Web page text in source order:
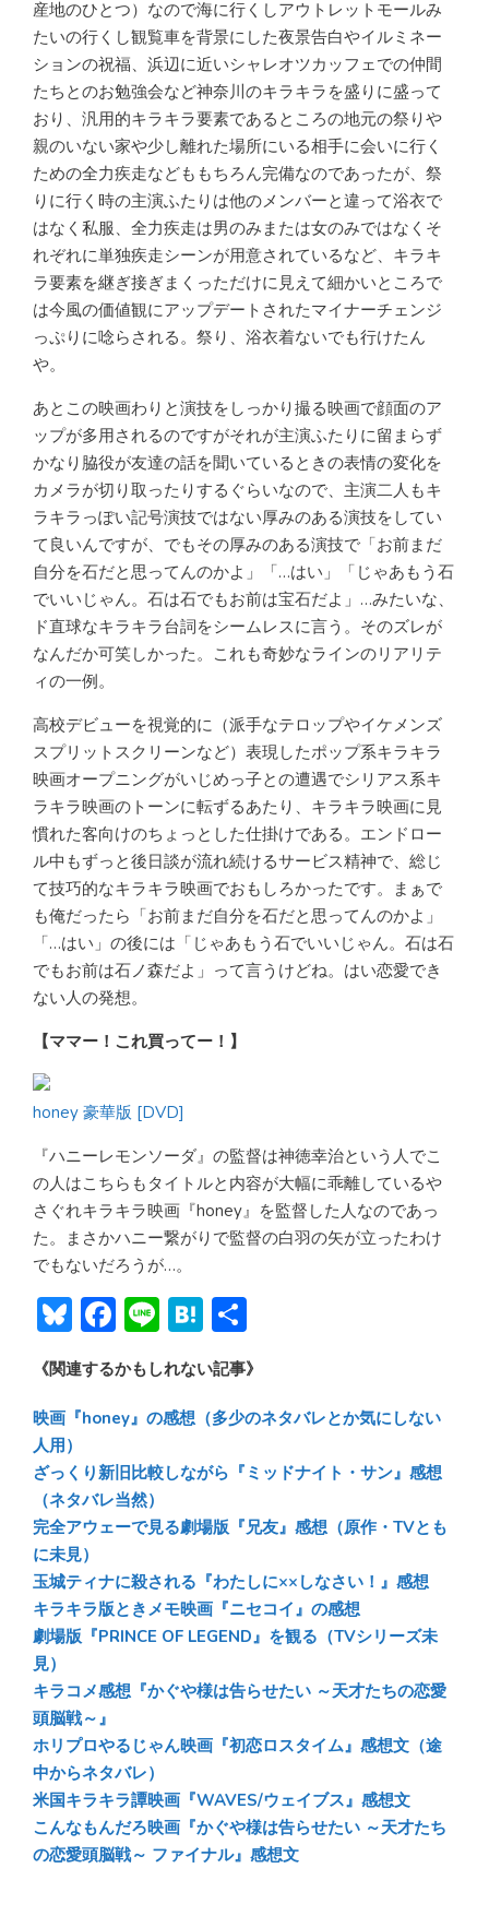
産地のひとつ）なので海に行くしアウトレットモールみ
たいの行くし観覧車を背景にした夜景告白やイルミネー
ションの祝福、浜辺に近いシャレオツカッフェでの仲間
たちとのお勉強会など神奈川のキラキラを盛りに盛って
おり、汎用的キラキラ要素であるところの地元の祭りや
親のいない家や少し離れた場所にいる相手に会いに行く
ための全力疾走などももちろん完備なのであったが、祭
りに行く時の主演ふたりは他のメンバーと違って浴衣で
はなく私服、全力疾走は男のみまたは女のみではなくそ
れぞれに単独疾走シーンが用意されているなど、キラキ
ラ要素を継ぎ接ぎまくっただけに見えて細かいところで
は今風の価値観にアップデートされたマイナーチェンジ
っぷりに唸らされる。祭り、浴衣着ないでも行けたん
や。
あとこの映画わりと演技をしっかり撮る映画で顔面のア
ップが多用されるのですがそれが主演ふたりに留まらず
かなり脇役が友達の話を聞いているときの表情の変化を
カメラが切り取ったりするぐらいなので、主演二人もキ
ラキラっぽい記号演技ではない厚みのある演技をしてい
て良いんですが、でもその厚みのある演技で「お前まだ
自分を石だと思ってんのかよ」「…はい」「じゃあもう石
でいいじゃん。石は石でもお前は宝石だよ」…みたいな、
ド直球なキラキラ台詞をシームレスに言う。そのズレが
なんだか可笑しかった。これも奇妙なラインのリアリテ
ィの一例。
高校デビューを視覚的に（派手なテロップやイケメンズ
スプリットスクリーンなど）表現したポップ系キラキラ
映画オープニングがいじめっ子との遭遇でシリアス系キ
ラキラ映画のトーンに転ずるあたり、キラキラ映画に見
慣れた客向けのちょっとした仕掛けである。エンドロー
ル中もずっと後日談が流れ続けるサービス精神で、総じ
て技巧的なキラキラ映画でおもしろかったです。まぁで
も俺だったら「お前まだ自分を石だと思ってんのかよ」
「…はい」の後には「じゃあもう石でいいじゃん。石は石
でもお前は石ノ森だよ」って言うけどね。はい恋愛でき
ない人の発想。
【ママー！これ買ってー！】
honey 豪華版 [DVD]
『ハニーレモンソーダ』の監督は神徳幸治という人でこ
の人はこちらもタイトルと内容が大幅に乖離しているや
さぐれキラキラ映画『honey』を監督した人なのであっ
た。まさかハニー繋がりで監督の白羽の矢が立ったわけ
でもないだろうが…。
Bl
u
e
sk
y
F
ac
e
b
o
ok
Li
n
e
H
at
e
n
a
有
《関連するかもしれない記事》
映画『honey』の感想（多少のネタバレとか気にしない
人用）
ざっくり新旧比較しながら『ミッドナイト・サン』感想
（ネタバレ当然）
完全アウェーで見る劇場版『兄友』感想（原作・TVとも
に未見）
玉城ティナに殺される『わたしに××しなさい！』感想
キラキラ版ときメモ映画『ニセコイ』の感想
劇場版『PRINCE OF LEGEND』を観る（TVシリーズ未
見）
キラコメ感想『かぐや様は告らせたい ～天才たちの恋愛
頭脳戦～』
ホリプロやるじゃん映画『初恋ロスタイム』感想文（途
中からネタバレ）
米国キラキラ譚映画『WAVES/ウェイブス』感想文
こんなもんだろ映画『かぐや様は告らせたい ～天才たち
の恋愛頭脳戦～ ファイナル』感想文